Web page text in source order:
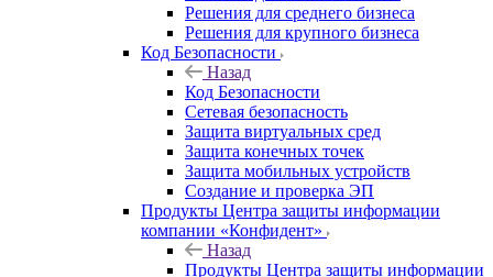
Решения для среднего бизнеса
Решения для крупного бизнеса
Код Безопасности
Назад
Код Безопасности
Сетевая безопасность
Защита виртуальных сред
Защита конечных точек
Защита мобильных устройств
Создание и проверка ЭП
Продукты Центра защиты информации
компании «Конфидент»
Назад
Продукты Центра защиты информации